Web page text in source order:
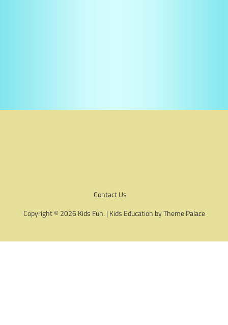
Contact Us
Copyright © 2026Kids Fun. | Kids Education byTheme Palace